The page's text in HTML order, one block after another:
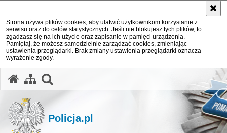
Strona używa plików cookies, aby ułatwić użytkownikom korzystanie z
serwisu oraz do celów statystycznych. Jeśli nie blokujesz tych plików, to
zgadzasz się na ich użycie oraz zapisanie w pamięci urządzenia.
Pamiętaj, że możesz samodzielnie zarządzać cookies, zmieniając
ustawienia przeglądarki. Brak zmiany ustawienia przeglądarki oznacza
wyrażenie zgody.
Policja.pl